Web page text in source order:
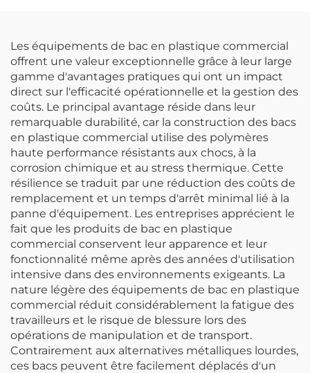
Les équipements de bac en plastique commercial
offrent une valeur exceptionnelle grâce à leur large
gamme d'avantages pratiques qui ont un impact
direct sur l'efficacité opérationnelle et la gestion des
coûts. Le principal avantage réside dans leur
remarquable durabilité, car la construction des bacs
en plastique commercial utilise des polymères
haute performance résistants aux chocs, à la
corrosion chimique et au stress thermique. Cette
résilience se traduit par une réduction des coûts de
remplacement et un temps d'arrêt minimal lié à la
panne d'équipement. Les entreprises apprécient le
fait que les produits de bac en plastique
commercial conservent leur apparence et leur
fonctionnalité même après des années d'utilisation
intensive dans des environnements exigeants. La
nature légère des équipements de bac en plastique
commercial réduit considérablement la fatigue des
travailleurs et le risque de blessure lors des
opérations de manipulation et de transport.
Contrairement aux alternatives métalliques lourdes,
ces bacs peuvent être facilement déplacés d'un